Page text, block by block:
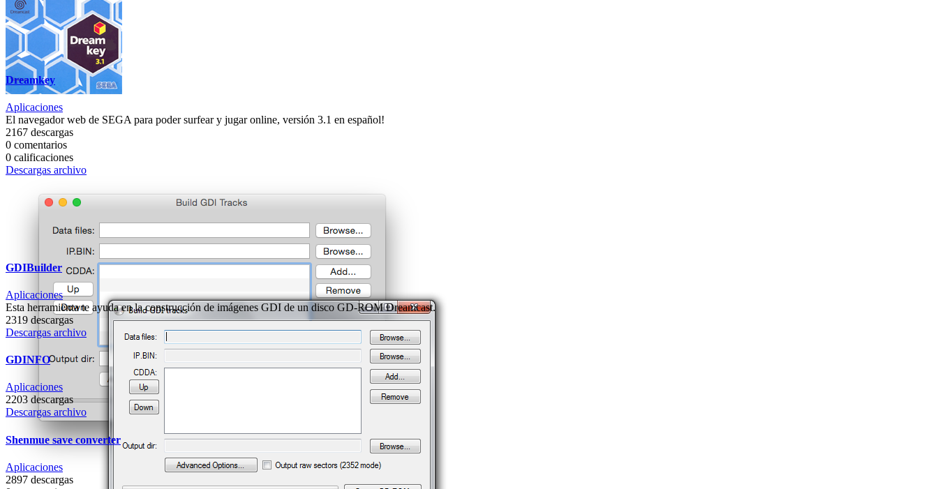
Dreamkey
Aplicaciones
El navegador web de SEGA para poder surfear y jugar online, versión 3.1 en español!
2167 descargas
0 comentarios
0 calificaciones
Descargas archivo
GDIBuilder
Aplicaciones
Esta herramienta te ayuda en la construcción de imágenes GDI de un disco GD-ROM Dreamcast.
2319 descargas
Descargas archivo
GDINFO
Aplicaciones
2203 descargas
Descargas archivo
Shenmue save converter
Aplicaciones
2897 descargas